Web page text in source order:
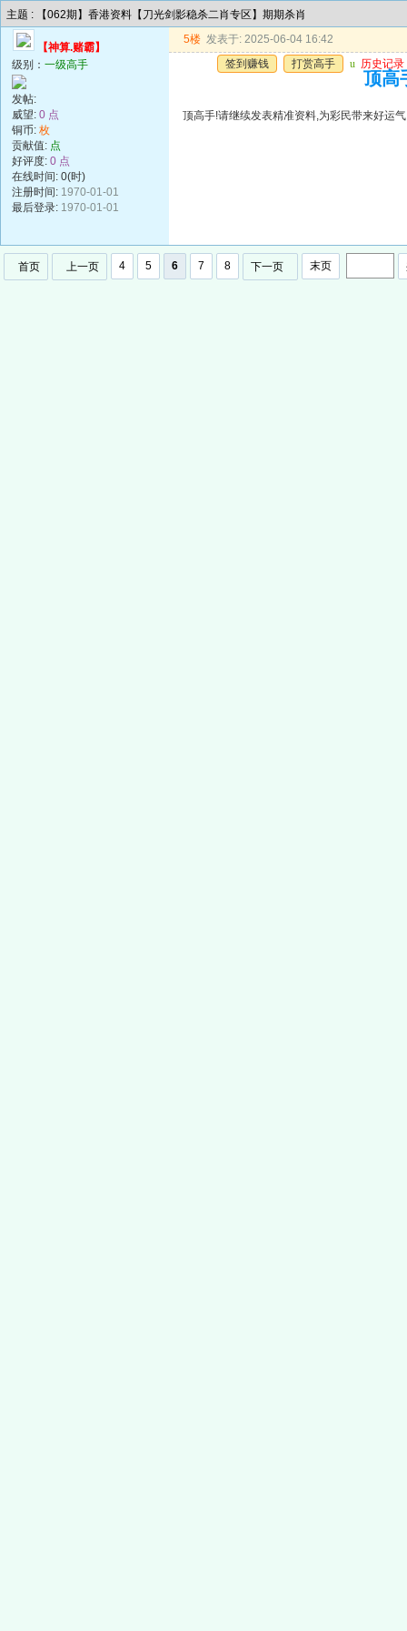
主题 : 【062期】香港资料【刀光剑影稳杀二肖专区】期期杀肖
【神算.赌霸】
级别： 一级高手
发帖:
威望: 0 点
铜币: 枚
贡献值: 点
好评度: 0 点
在线时间: 0(时)
注册时间: 1970-01-01
最后登录: 1970-01-01
5楼 发表于: 2025-06-04 16:42
签到赚钱
打赏高手 u 历史记录
顶高
顶高手!请继续发表精准资料,为彩民带来好运气
首页 上一页 4 5 6 7 8 下一页 末页